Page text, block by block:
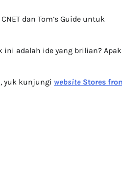
dan Tom’s Guide untuk
adalah ide yang brilian?
, yuk kunjungi website Stores